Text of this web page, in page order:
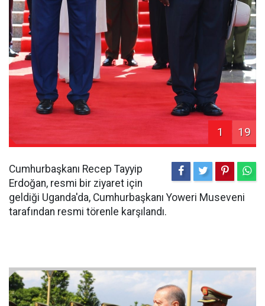
1 19
Cumhurbaşkanı Recep Tayyip
Erdoğan, resmi bir ziyaret için
geldiği Uganda'da, Cumhurbaşkanı Yoweri Museveni
tarafından resmi törenle karşılandı.